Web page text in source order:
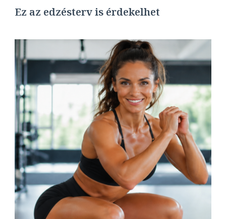
Ez az edzésterv is érdekelhet